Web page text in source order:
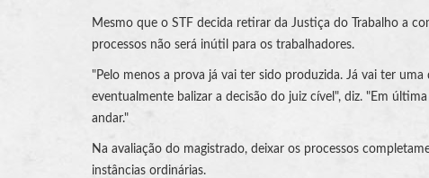
Mesmo que o STF decida retirar da Justiça do Trabalho a
processos não será inútil para os trabalhadores.
"Pelo menos a prova já vai ter sido produzida. Já vai ter
eventualmente balizar a decisão do juiz cível", diz. "Em
andar."
Na avaliação do magistrado, deixar os processos
instâncias ordinárias.